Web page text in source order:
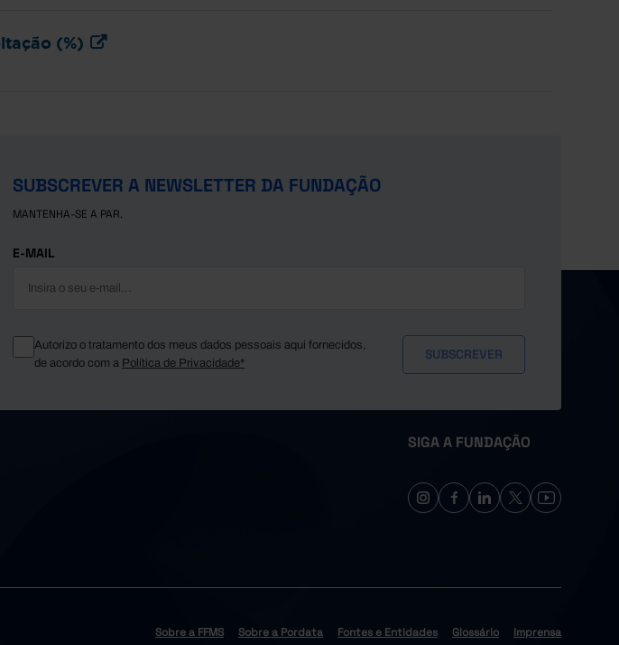
(%)
SUBSCREVER A NEWSLETTER DA FUNDAÇÃO
MANTENHA-SE A PAR.
E-MAIL
Autorizo o tratamento dos meus dados pessoais aqui fornecidos,
de acordo com a Política de Privacidade*
SIGA A FUNDAÇÃO
Sobre a FFMS Sobre a Pordata Fontes e Entidades Glossário Imprensa